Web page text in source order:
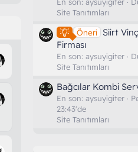
Site Tanıtımları
Öneri
Siirt
Firması
En son: aysuyigiter
Site Tanıtımları
Bağcılar Kombi
En son: aysuyigiter
23:43'de
Site Tanıtımları